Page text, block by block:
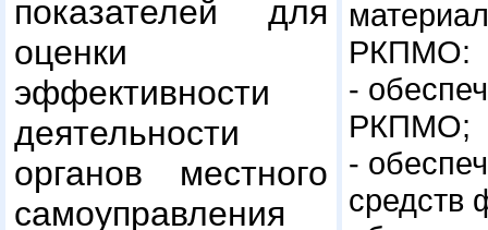
показателей для
оценки
эффективности
деятельности
органов местного
самоуправления
РКПМО:
-
РКПМО;
-
средств